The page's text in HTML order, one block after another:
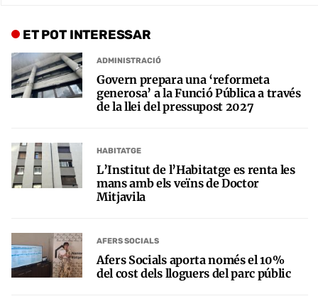
ET POT INTERESSAR
ADMINISTRACIÓ
Govern prepara una ‘reformeta
generosa’ a la Funció Pública a través
de la llei del pressupost 2027
HABITATGE
L’Institut de l’Habitatge es renta les
mans amb els veïns de Doctor
Mitjavila
AFERS SOCIALS
Afers Socials aporta només el 10%
del cost dels lloguers del parc públic